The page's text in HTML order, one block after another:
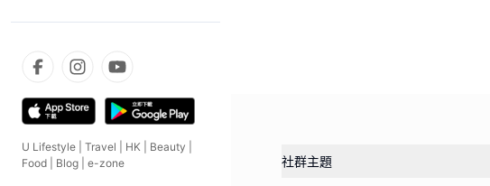
U Lifestyle Travel HK Beauty
Food
Blog e-zone 社群主題